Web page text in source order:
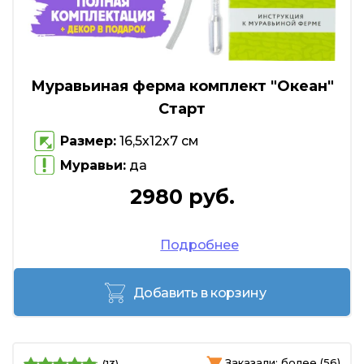
Муравьиная ферма комплект "Океан"
Старт
Размер: 16,5х12х7 см
Муравьи: да
2980 руб.
Подробнее
Добавить в корзину